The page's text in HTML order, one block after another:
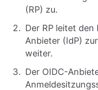
(RP) zu.
Der RP leitet
Anbieter (IdP) zur
weiter.
Der OIDC-